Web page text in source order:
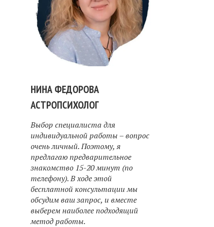
НИНА ФЕДОРОВА
АСТРОПСИХОЛОГ
Выбор специалиста для
индивидуальной работы – вопрос
очень личный. Поэтому, я
предлагаю предварительное
знакомство 15-20 минут (по
телефону). В ходе этой
бесплатной консультации мы
обсудим ваш запрос, и вместе
выберем наиболее подходящий
метод работы.